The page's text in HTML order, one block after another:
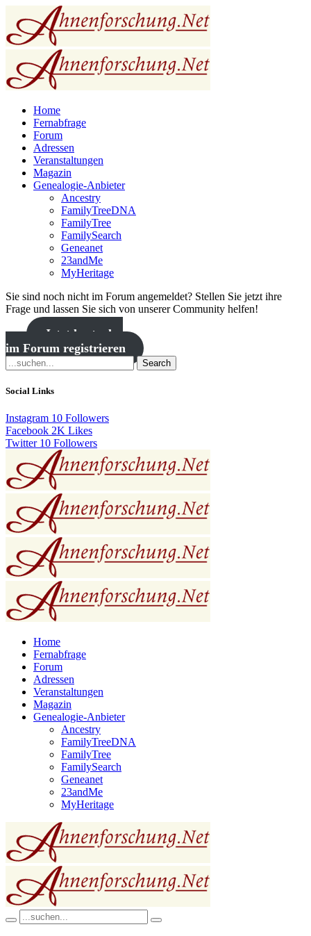
Home
Fernabfrage
Forum
Adressen
Veranstaltungen
Magazin
Genealogie-Anbieter
Ancestry
FamilyTreeDNA
FamilyTree
FamilySearch
Geneanet
23andMe
MyHeritage
Sie sind noch nicht im Forum angemeldet? Stellen Sie jetzt ihre
Frage und lassen Sie sich von unserer Community helfen!
Jetzt kostenlos
im Forum registrieren
Search
Social Links
Instagram 10 Followers
Facebook 2K Likes
Twitter 10 Followers
Home
Fernabfrage
Forum
Adressen
Veranstaltungen
Magazin
Genealogie-Anbieter
Ancestry
FamilyTreeDNA
FamilyTree
FamilySearch
Geneanet
23andMe
MyHeritage